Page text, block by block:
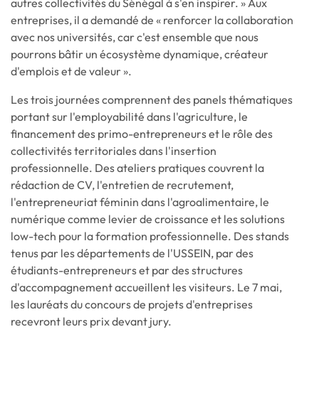
entreprises, il a demandé de « renforcer la collaboration
avec nos universités, car c'est ensemble que nous
pourrons bâtir un écosystème dynamique, créateur
d'emplois et de valeur ».
Les trois journées comprennent des panels thématiques
portant sur l'employabilité dans l'agriculture, le
financement des primo-entrepreneurs et le rôle des
collectivités territoriales dans l'insertion
professionnelle. Des ateliers pratiques couvrent la
rédaction de CV, l'entretien de recrutement,
l'entrepreneuriat féminin dans l'agroalimentaire, le
numérique comme levier de croissance et les solutions
low-tech pour la formation professionnelle. Des stands
tenus par les départements de l'USSEIN, par des
étudiants-entrepreneurs et par des structures
d'accompagnement accueillent les visiteurs. Le 7 mai,
les lauréats du concours de projets d'entreprises
recevront leurs prix devant jury.